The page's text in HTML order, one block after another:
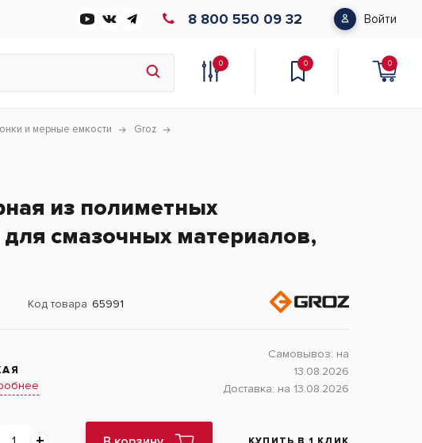
8 800 550 09 32 Войти
0 0 0
и мерные емкости
Groz
из полиметных
смазочных материалов,
Код товара 65991
Самовывоз: на
13.08.2026
Доставка: на 13.08.2026